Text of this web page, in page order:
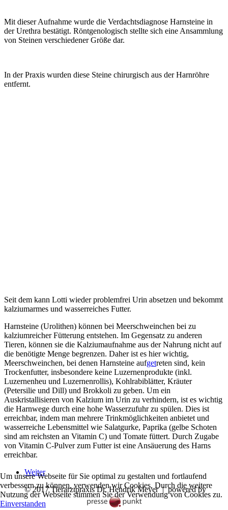
Mit dieser Aufnahme wurde die Verdachtsdiagnose Harnsteine in
der Urethra bestätigt. Röntgenologisch stellte sich eine Ansammlung
von Steinen verschiedener Größe dar.
In der Praxis wurden diese Steine chirurgisch aus der Harnröhre
entfernt.
Seit dem kann Lotti wieder problemfrei Urin absetzen und bekommt
kalziumarmes und wasserreiches Futter.
Harnsteine (Urolithen) können bei Meerschweinchen bei zu
kalziumreicher Fütterung entstehen. Im Gegensatz zu anderen
Tieren, können sie die Kalziumaufnahme aus der Nahrung nicht auf
die benötigte Menge begrenzen. Daher ist es hier wichtig,
Meerschweinchen, bei denen Harnsteine aufgetreten sind, kein
Trockenfutter, insbesondere keine Luzernenprodukte (inkl.
Luzernenheu und Luzernenrollis), Kohlrabiblätter, Kräuter
(Petersilie und Dill) und Brokkoli zu geben. Um ein
Auskristallisieren von Kalzium im Urin zu verhindern, ist es wichtig
die Harnwege durch eine hohe Wasserzufuhr zu spülen. Dies ist
erreichbar, indem man mehrere Trinkmöglichkeiten anbietet und
wasserreiche Lebensmittel wie Salatgurke, Paprika (gelbe Schoten
sind am reichsten an Vitamin C) und Tomate füttert. Durch Zugabe
von Vitamin C-Pulver zum Futter ist eine Ansäuerung des Harns
erreichbar.
Weiter
© 2017 Tierarztpraxis Dr. Hendrik Meyer | powered by
Um unsere Webseite für Sie optimal zu gestalten und fortlaufend
verbessern zu können, verwenden wir Cookies. Durch die weitere
Nutzung der Webseite stimmen Sie der Verwendung von Cookies zu.
Einverstanden